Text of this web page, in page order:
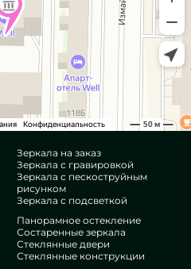
Зеркала на заказ
Зеркала с гравировкой
Зеркала с пескоструйным
рисунком
Зеркала с подсветкой
Панорамное остекление
Состаренные зеркала
Стеклянные двери
Стеклянные конструкции